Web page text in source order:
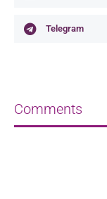
Telegram
Comments